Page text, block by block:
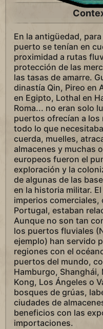
En la antigüedad,
puerto se tenían en
proximidad a rutas
protección de las
las tasas de amarre.
dinastía Qin, Pireo en
en Egipto, Lothal en
Roma... no eran solo
puertos ofrecían a
todo lo que
cuerda, muelles,
almacenes y muchas
europeos fueron el
exploración y la
de algunas de las
en la historia militar.
imperios comerciales,
Portugal, estaban
Aunque no son tan
los puertos fluviales
ejemplo) han servido
regiones con el
puertos del mundo,
Hamburgo,
Kong, Los Ángeles o
bosques de grúas,
ciudades de
beneficios con las
importaciones.